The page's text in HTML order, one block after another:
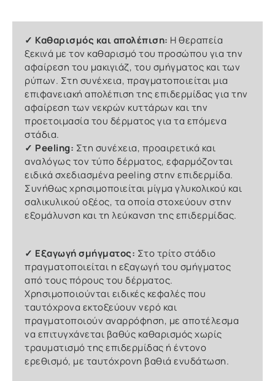
✓ Καθαρισμός και απολέπιση: Η θεραπεία
ξεκινά με τον καθαρισμό του προσώπου για την
αφαίρεση του μακιγιάζ, του σμήγματος και των
ρύπων. Στη συνέχεια, πραγματοποιείται μια
επιφανειακή απολέπιση της επιδερμίδας για την
αφαίρεση των νεκρών κυττάρων και την
προετοιμασία του δέρματος για τα επόμενα
στάδια.
✓ Peeling: Στη συνέχεια, προαιρετικά και
αναλόγως τον τύπο δέρματος, εφαρμόζονται
ειδικά σχεδιασμένα peeling στην επιδερμίδα.
Συνήθως χρησιμοποιείται μίγμα γλυκολικού και
σαλικυλικού οξέος, τα οποία στοχεύουν στην
εξομάλυνση και τη λεύκανση της επιδερμίδας.
✓ Εξαγωγή σμήγματος: Στο τρίτο στάδιο
πραγματοποιείται η εξαγωγή του σμήγματος
από τους πόρους του δέρματος.
Χρησιμοποιούνται ειδικές κεφαλές που
ταυτόχρονα εκτοξεύουν νερό και
πραγματοποιούν αναρρόφηση, με αποτέλεσμα
να επιτυγχάνεται βαθύς καθαρισμός χωρίς
τραυματισμό της επιδερμίδας ή έντονο
ερεθισμό, με ταυτόχρονη βαθιά ενυδάτωση.